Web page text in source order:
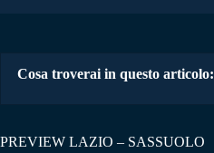
Cosa troverai in questo articolo:
PREVIEW LAZIO – SASSUOLO